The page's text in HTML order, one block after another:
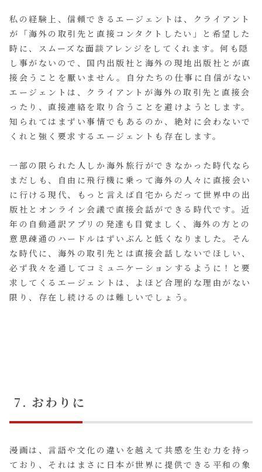
私の経験上、信頼できるエージェントは、クライアント
が「海外の取引先と直接コンタクトしたい」と希望した
時に、スムーズな面談アレンジをしてくれます。何も隠
し事がないので、国内出版社と海外の現地出版社とが直
接会うことを厭いません。自分たちの仕事に自信がない
エージェントは、クライアントが海外の取引先と直接会
ったり、直接連絡を取り合うことを避けようとします。
知られてはまずい事情でもあるのか、絶対に会わないで
くれと強く要求するエージェントも存在します。
一部の限られた人しか海外旅行ができなかった時代なら
まだしも、自由に飛行機に乗って海外の人々に直接会い
に行ける現代、もっと言えば自宅からだって世界中の出
版社とオンライン会議で直接会話ができる時代です。近
年の自動通訳アプリの発達も目覚ましく、海外の方との
意思疎通のハードルはずいぶんと低くなりました。そん
な時代に、海外の取引先とは直接会話しないでほしい、
必ず我々を通してコミュニケーションするように！と要
求してくるエージェントは、よほど合理的な理由がない
限り、存在し続けるのは難しいでしょう。
7. おわりに
漫画は、言語や文化の違いを越えて共感を生む力を持っ
ており、それはまさに日本が世界に提供できる平和の象